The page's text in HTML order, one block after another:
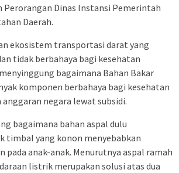
Perorangan Dinas Instansi Pemerintah
Daerah.
ekosistem transportasi darat yang
tidak berbahaya bagi kesehatan
bagaimana Bahan Bakar
komponen berbahaya bagi kesehatan
negara lewat subsidi.
bagaimana bahan aspal dulu
timbal yang konon menyebabkan
pada anak-anak. Menurutnya aspal ramah
listrik merupakan solusi atas dua